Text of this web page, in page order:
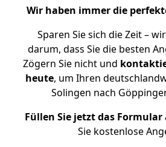
Wir haben immer die
Sparen Sie sich die Zeit –
darum, dass Sie die besten
Zögern Sie nicht und
heute, um Ihren
Solingen nach
Füllen Sie jetzt das Formular
Sie kostenlose